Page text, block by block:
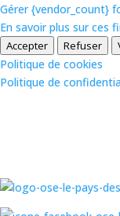
Gérer {vendor_count}
En savoir plus sur ces
Accepter Refuser
Politique de cookies
Politique de